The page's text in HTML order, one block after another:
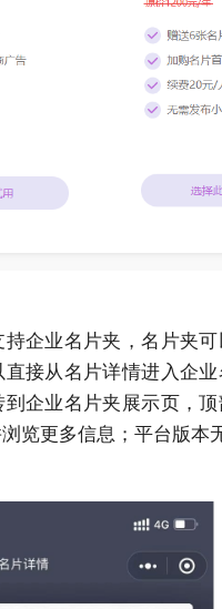
企业名片夹，名片夹
接从名片详情进入企
企业名片夹展示页，
览更多信息；平台版本